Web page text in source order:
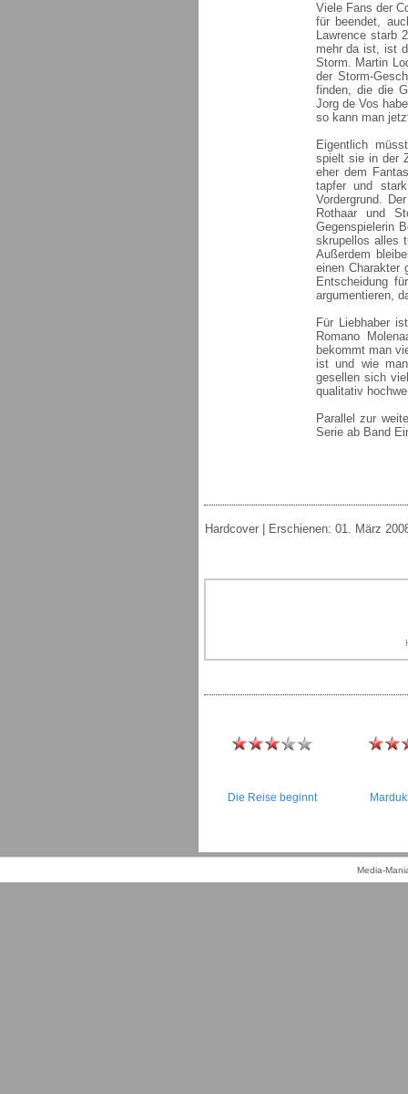
Viele Fans der
für beendet,
Lawrence starb
mehr da ist, ist
Storm. Martin
der Storm-
finden, die die
Jorg de Vos
so kann man
Eigentlich
spielt sie in der
eher dem
tapfer und
Vordergrund.
Rothaar und
Gegenspielerin
skrupellos alles
Außerdem
einen Charakter
Entscheidung
argumentieren,
Für Liebhaber
Romano
bekommt man
ist und wie
gesellen sich
qualitativ
Parallel zur
Serie ab Band
Hardcover | Erschienen: 01. März
Die Reise beginnt
Media-